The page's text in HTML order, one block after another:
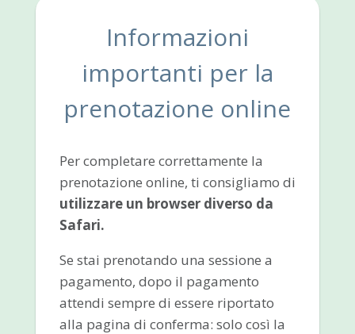
Informazioni
importanti per la
prenotazione online
Per completare correttamente la
prenotazione online, ti consigliamo di
utilizzare un browser diverso da
Safari.
Se stai prenotando una sessione a
pagamento, dopo il pagamento
attendi sempre di essere riportato
alla pagina di conferma: solo così la